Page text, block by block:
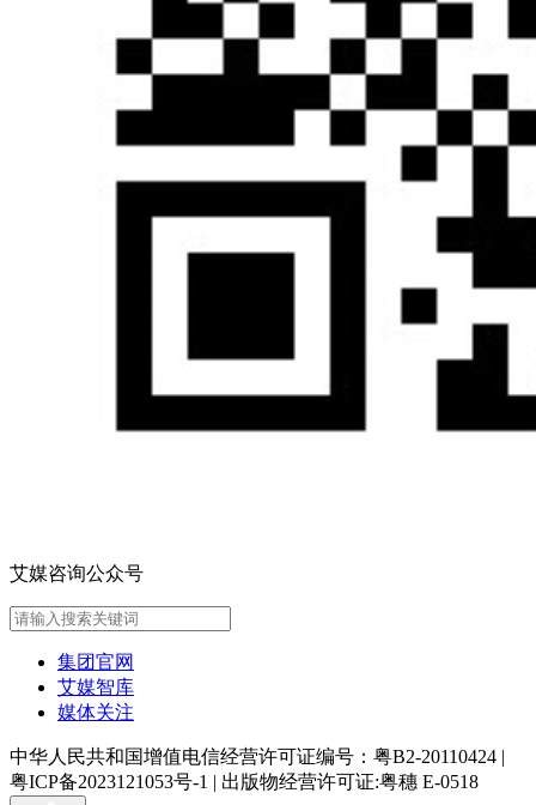
艾媒咨询公众号
集团官网
艾媒智库
媒体关注
中华人民共和国增值电信经营许可证编号：粤B2-20110424 |
粤ICP备2023121053号-1 | 出版物经营许可证:粤穗 E-0518